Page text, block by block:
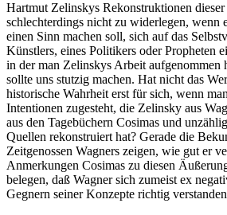
Hartmut Zelinskys Rekonstruktionen
schlechterdings nicht zu widerlegen, wenn
einen Sinn machen soll, sich auf das
Künstlers, eines Politikers oder Propheten
in der man Zelinskys Arbeit aufgenommen
sollte uns stutzig machen. Hat nicht das
historische Wahrheit erst für sich, wenn
Intentionen zugesteht, die Zelinsky aus
aus den Tagebüchern Cosimas und
Quellen rekonstruiert hat? Gerade die
Zeitgenossen Wagners zeigen, wie gut er
Anmerkungen Cosimas zu diesen
belegen, daß Wagner sich zumeist ex
Gegnern seiner Konzepte richtig